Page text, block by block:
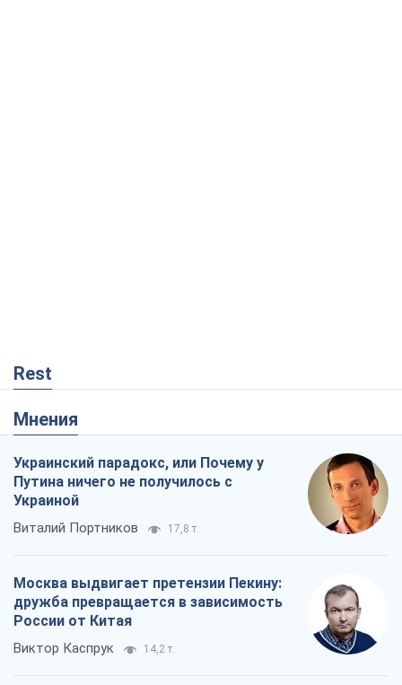
Rest
Мнения
Украинский парадокс, или Почему у
Путина ничего не получилось с
Украиной
Виталий Портников 17,8 т.
Москва выдвигает претензии Пекину:
дружба превращается в зависимость
России от Китая
Виктор Каспрук 14,2 т.